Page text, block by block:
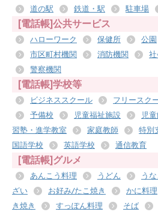
道の駅
鉄道・駅 駐車場
[電話帳]公共サービス
ハローワーク 保健所 公園
市区町村機関
消防機関
警察機関
[電話帳]学校等
ビジネススクール フリースク
予備校
児童福祉施設 児
習塾・進学教室
家庭教師 特別
国語学校
英語学校 通信教育
[電話帳]グルメ
あんこう料理 うどん う
ざい
お好み/たこ焼き かに料理
き焼き
すっぽん料理 そば